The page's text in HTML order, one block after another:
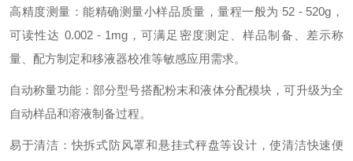
高精度测量：能精确测量小样品质量，量程一般为 52 - 520g，
可读性达 0.002 - 1mg，可满足密度测定、样品制备、差示称
量、配方制定和移液器校准等敏感应用需求。
自动称量功能：部分型号搭配粉末和液体分配模块，可升级为全
自动样品和溶液制备过程。
易于清洁：快拆式防风罩和悬挂式秤盘等设计，使清洁快速便